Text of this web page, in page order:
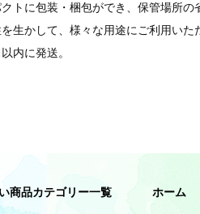
トに包装・梱包ができ、保管場所の
生かして、様々な用途にご利用いた
内に発送。
商品カテゴリー一覧 ホーム